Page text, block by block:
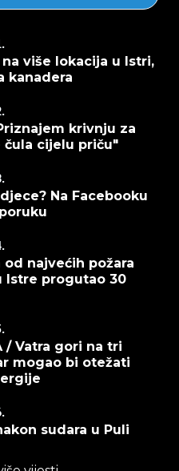
više lokacija u Istri,
kanadera
krivnju za
čula cijelu priču"
Na Facebooku
od najvećih požara
Istre progutao 30
/ Vatra gori na tri
mogao bi otežati
sudara u Puli